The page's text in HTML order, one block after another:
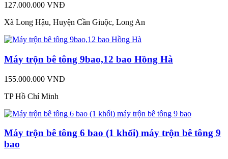
127.000.000 VNĐ
Xã Long Hậu, Huyện Cần Giuộc, Long An
Máy trộn bê tông 9bao,12 bao Hồng Hà
155.000.000 VNĐ
TP Hồ Chí Minh
Máy trộn bê tông 6 bao (1 khối) máy trộn bê tông 9
bao